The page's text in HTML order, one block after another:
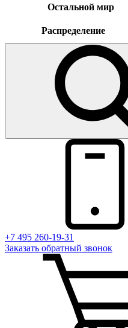
Остальной мир
Распределение
+7 495 260-19-31
Заказать обратный звонок